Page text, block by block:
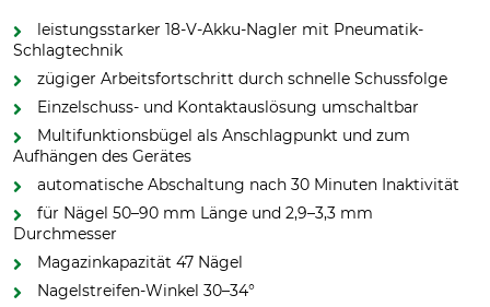
leistungsstarker 18-V-Akku-Nagler mit Pneumatik-
Schlagtechnik
zügiger Arbeitsfortschritt durch schnelle Schussfolge
Einzelschuss- und Kontaktauslösung umschaltbar
Multifunktionsbügel als Anschlagpunkt und zum
Aufhängen des Gerätes
automatische Abschaltung nach 30 Minuten Inaktivität
für Nägel 50–90 mm Länge und 2,9–3,3 mm
Durchmesser
Magazinkapazität 47 Nägel
Nagelstreifen-Winkel 30–34°